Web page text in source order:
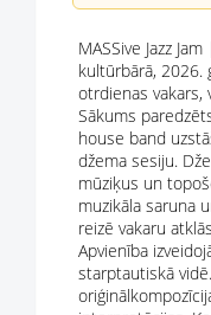
MASSive Jazz
kultūrbārā, 2026.
otrdienas vakars,
Sākums
house band
džema sesiju.
mūziķus un
muzikāla saruna
reizē vakaru
Apvienība
starptautiskā